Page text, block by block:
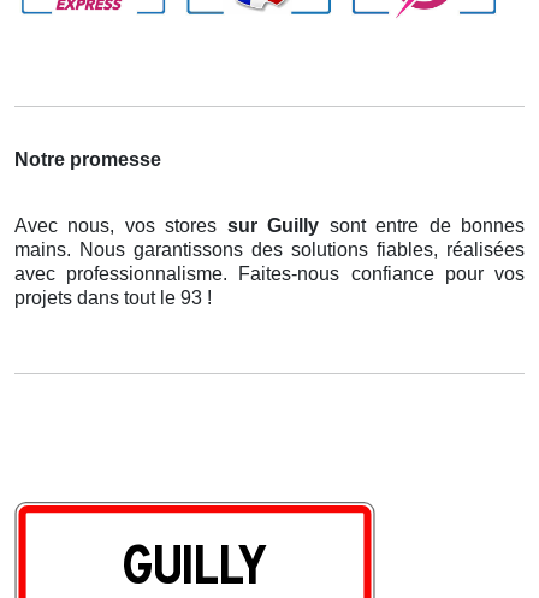
Notre promesse
Avec nous, vos stores sur Guilly sont entre de bonnes
mains. Nous garantissons des solutions fiables, réalisées
avec professionnalisme. Faites-nous confiance pour vos
projets dans tout le 93 !